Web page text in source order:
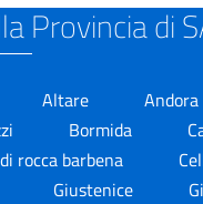
Provincia di
Altare Andora
Bormida
rocca barbena
Giustenice